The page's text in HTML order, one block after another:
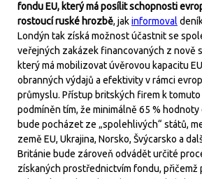
fondu EU, který má posílit schopnosti
rostoucí ruské hrozbě, jakinformoval
Londýn tak získá možnost účastnit se
veřejných zakázek financovaných z nově
který má mobilizovat úvěrovou kapacitu
obranných výdajů a efektivity v rámci
průmyslu. Přístup britských firem k
podmíněn tím, že minimálně 65 %
bude pocházet ze „spolehlivých“ států,
země EU, Ukrajina, Norsko, Švýcarsko a
Británie bude zároveň odvádět určité
získaných prostřednictvím fondu, přičemž